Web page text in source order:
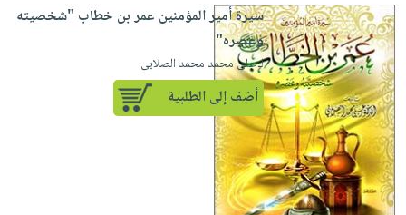
سيرة أمير المؤمنين عمر بن خطاب "شخصيته
وعصره"
لـ على محمد محمد الصلابى
أضف إلى الطلبية